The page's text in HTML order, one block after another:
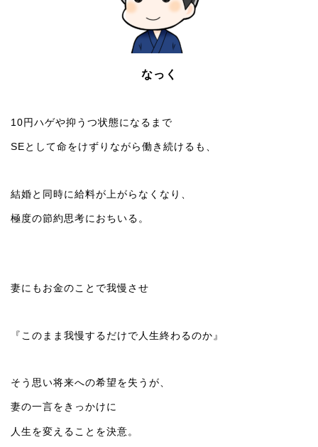
なっく
10円ハゲや抑うつ状態になるまで
SEとして命をけずりながら働き続けるも、
結婚と同時に給料が上がらなくなり、
極度の節約思考におちいる。
妻にもお金のことで我慢させ
『このまま我慢するだけで人生終わるのか』
そう思い将来への希望を失うが、
妻の一言をきっかけに
人生を変えることを決意。